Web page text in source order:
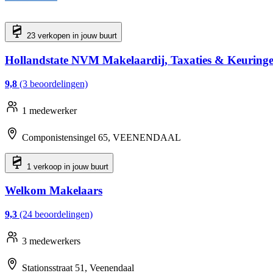
23 verkopen in jouw buurt
Hollandstate NVM Makelaardij, Taxaties &
9,8 (3 beoordelingen)
1 medewerker
Componistensingel 65, VEENENDAAL
1 verkoop in jouw buurt
Welkom Makelaars
9,3 (24 beoordelingen)
3 medewerkers
Stationsstraat 51, Veenendaal